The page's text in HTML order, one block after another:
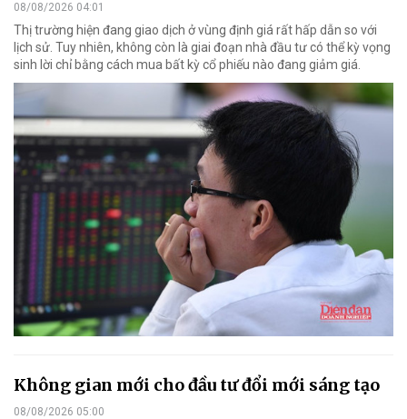
08/08/2026 04:01
Thị trường hiện đang giao dịch ở vùng định giá rất hấp dẫn so với
lịch sử. Tuy nhiên, không còn là giai đoạn nhà đầu tư có thể kỳ vọng
sinh lời chỉ bằng cách mua bất kỳ cổ phiếu nào đang giảm giá.
Không gian mới cho đầu tư đổi mới sáng tạo
08/08/2026 05:00